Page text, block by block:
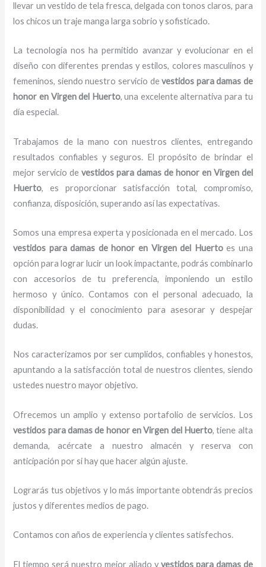
llevar un vestido de tela fresca, delgada con tonos claros, para
los chicos un traje manga larga sobrio y sofisticado.
La tecnología nos ha permitido avanzar y evolucionar en el
diseño con diferentes prendas y estilos, colores masculinos y
femeninos, siendo nuestro servicio devestidos para damas de
honoren Virgen del Huerto, una excelente alternativa para tu
día especial.
Trabajamos de la mano con nuestros clientes, entregando
resultados confiables y seguros. El propósito de brindar el
mejor servicio devestidos para damas de honor en Virgen del
Huerto, es proporcionar satisfacción total, compromiso,
confianza, disposición, superando así las expectativas.
Somos una empresa experta y posicionada en el mercado. Los
vestidos para damas de honor en Virgen del Huertoes una
opción para lograr lucir un look impactante, podrás combinarlo
con accesorios de tu preferencia, imponiendo un estilo
hermoso y único. Contamos con el personal adecuado, la
disponibilidad y el conocimiento para asesorar y despejar
dudas.
Nos caracterizamos por ser cumplidos, confiables y honestos,
apuntando a la satisfacción total de nuestros clientes, siendo
ustedes nuestro mayor objetivo.
Ofrecemos un amplio y extenso portafolio de servicios. Los
vestidos para damas de honoren Virgen del Huerto, tiene alta
demanda, acércate a nuestro almacén y reserva con
anticipación por si hay que hacer algún ajuste.
Lograrás tus objetivos y lo más importante obtendrás precios
justos y diferentes medios de pago.
Contamos con años de experiencia y clientes satisfechos.
El tiempo será nuestro mejor aliado y vestidos para damas de